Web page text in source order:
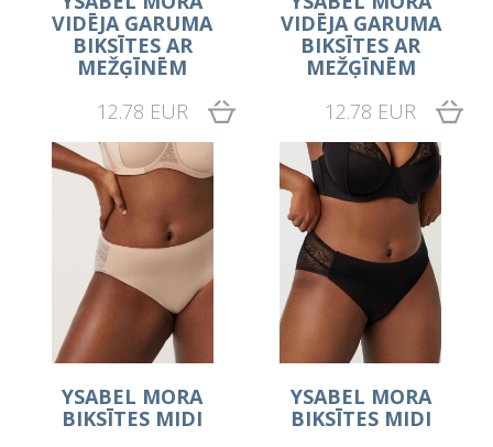
VIDĒJA GARUMA
BIKSĪTES AR
MEŽĢĪNĒM
12.78 EUR
VIDĒJA GARUMA
BIKSĪTES AR
MEŽĢĪNĒM
12.78 EUR
YSABEL MORA
BIKSĪTES MIDI
YSABEL MORA
BIKSĪTES MIDI